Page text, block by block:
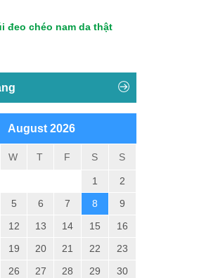
đeo chéo nam da thật
August 2026
W T F S S
1
2
5 6 7 8
9
12 13 14 15
16
19 20 21 22
23
26 27 28 29
30